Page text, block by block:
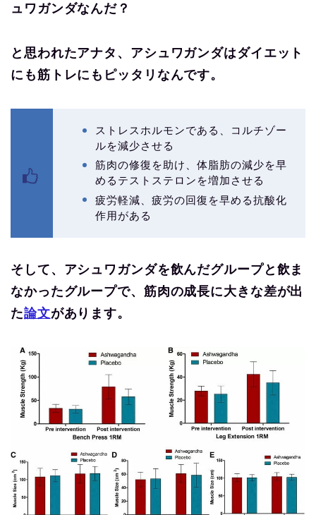
ュワガンダなんだ？
と思われたアナタ、アシュワガンダはダイエット
にも筋トレにもピッタリなんです。
ストレスホルモンである、コルチゾー
ルを減少させる
筋肉の修復を助け、体脂肪の減少を早
めるテストステロンを増加させる
疲労軽減、疲労の回復を早める抗酸化
作用がある
そして、アシュワガンダを飲んだグループと飲ま
なかったグループで、筋肉の成長に大きな差が出
た論文があります。